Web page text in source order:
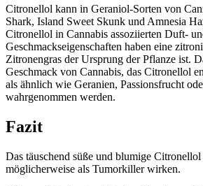
Citronellol kann in Geraniol-Sorten von
Shark, Island Sweet Skunk und Amnesia
Citronellol in Cannabis assoziierten Duft-
Geschmackseigenschaften haben eine
Zitronengras der Ursprung der Pflanze ist.
Geschmack von Cannabis, das Citronellol
als ähnlich wie Geranien, Passionsfrucht
wahrgenommen werden.
Fazit
Das täuschend süße und blumige
möglicherweise als Tumorkiller wirken.